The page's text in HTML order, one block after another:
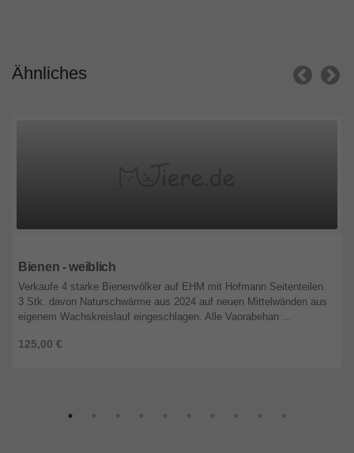
Ähnliches
Bienen - weiblich
125,00 €
Verkaufe 4 starke Bienenvölker auf EHM mit Hofmann Seitenteilen.
3 Stk. davon Naturschwärme aus 2024 auf neuen Mittelwänden aus
eigenem Wachskreislauf eingeschlagen. Alle Vaorabehan ...